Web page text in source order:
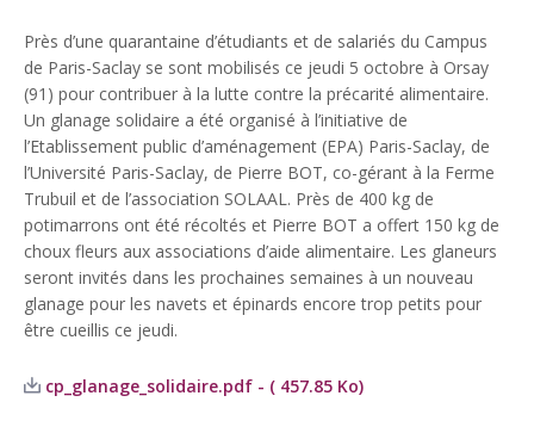
Près d’une quarantaine d’étudiants et de salariés du Campus
de Paris-Saclay se sont mobilisés ce jeudi 5 octobre à Orsay
(91) pour contribuer à la lutte contre la précarité alimentaire.
Un glanage solidaire a été organisé à l’initiative de
l’Etablissement public d’aménagement (EPA) Paris-Saclay, de
l’Université Paris-Saclay, de Pierre BOT, co-gérant à la Ferme
Trubuil et de l’association SOLAAL. Près de 400 kg de
potimarrons ont été récoltés et Pierre BOT a offert 150 kg de
choux fleurs aux associations d’aide alimentaire. Les glaneurs
seront invités dans les prochaines semaines à un nouveau
glanage pour les navets et épinards encore trop petits pour
être cueillis ce jeudi.
cp_glanage_solidaire.pdf - ( 457.85 Ko)